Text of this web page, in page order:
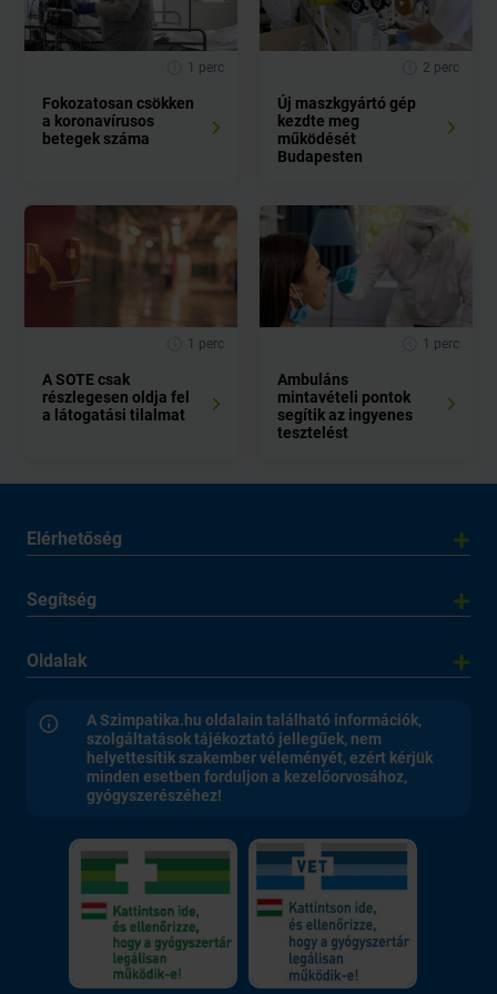
1 perc
Fokozatosan csökken
a koronavírusos
betegek száma
2 perc
Új maszkgyártó gép
kezdte meg
működését
Budapesten
1 perc
A SOTE csak
részlegesen oldja fel
a látogatási tilalmat
1 perc
Ambuláns
mintavételi pontok
segítik az ingyenes
tesztelést
Elérhetőség
Segítség
Oldalak
A Szimpatika.hu oldalain található információk,
szolgáltatások tájékoztató jellegűek, nem
helyettesítik szakember véleményét, ezért kérjük
minden esetben forduljon a kezelőorvosához,
gyógyszerészéhez!